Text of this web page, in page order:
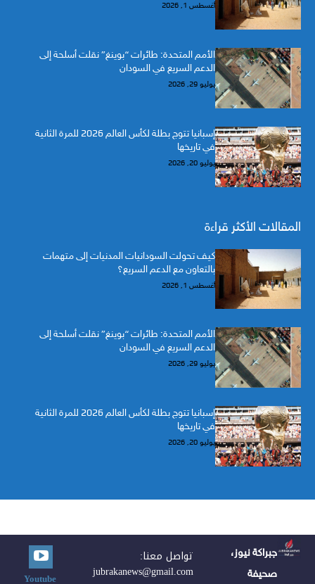
أغسطس 1, 2026
الأمم المتحدة: طائرات “بوينغ” نقلت أسلحة إلى
الدعم السريع في السودان
يوليو 29, 2026
إسبانيا تتوج بطلة لكأس العالم 2026 للمرة الثانية
في تاريخها
يوليو 20, 2026
المقالات الأكثر قراءة
كيف تحولت السودانيات المدنيات إلى متهمات
بالتعاون مع الدعم السريع؟
أغسطس 1, 2026
الأمم المتحدة: طائرات “بوينغ” نقلت أسلحة إلى
الدعم السريع في السودان
يوليو 29, 2026
إسبانيا تتوج بطلة لكأس العالم 2026 للمرة الثانية
في تاريخها
يوليو 20, 2026
جبراكة نيوز،
صحيفة
تواصل معنا:
jubrakanews@gmail.com
Youtube